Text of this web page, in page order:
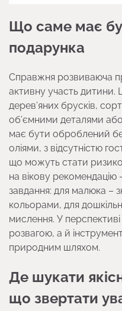
Що саме має
подарунка
Справжня розвиваюча
активну участь
дерев’яних брусків,
об’ємними деталями або
має бути оброблений
оліями, з відсутністю
що можуть стати
на вікову
завдання: для малюка –
кольорами, для
мислення. У
розвагою, а й
природним шляхом.
Де шукати
що звертати